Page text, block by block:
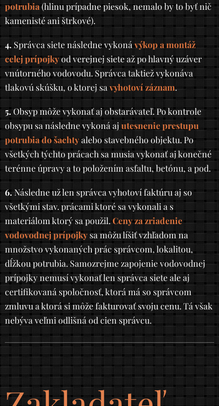
potrubia(hlinu prípadne piesok, nemalo by to byť nič
kamenisté ani štrkové).
4. Správca siete následne vykonávýkop a montáž
celej prípojkyod verejnej siete až po hlavný uzáver
vnútorného vodovodu. Správca taktiež vykonáva
tlakovú skúšku, o ktorej savyhotoví záznam.
5.Obsyp môže vykonať aj obstarávateľ. Po kontrole
obsypu sa následne vykoná aj utesnenie prestupu
potrubia do šachtyalebo stavebného objektu. Po
všetkých týchto prácach sa musia vykonať aj konečné
terénne úpravy a to položením asfaltu, betónu, a pod.
6.Následne už len správca vyhotoví faktúru aj so
všetkými stav. prácami ktoré sa vykonali a s
materiálom ktorý sa použil.Ceny za zriadenie
vodovodnej prípojky sa môžu líšiť vzhľadom na
množstvo vykonaných prác správcom, lokalitou,
dĺžkou potrubia. Samozrejme zapojenie vodovodnej
prípojky nemusí vykonať len správca siete ale aj
certifikovaná spoločnosť, ktorá má so správcom
zmluvu a ktorá si môže fakturovať svoju cenu. Tá však
nebýva veľmi odlišná od cien správcu.